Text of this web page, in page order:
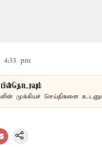
4:33 pm
முக்கியச் செய்திகளை